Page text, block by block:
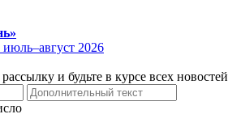
2026
и будьте в курсе всех новостей